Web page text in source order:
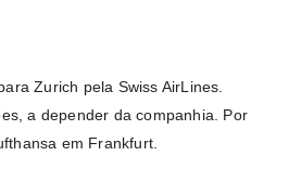
Zurich pela Swiss AirLines.
a depender da companhia. Por
em Frankfurt.